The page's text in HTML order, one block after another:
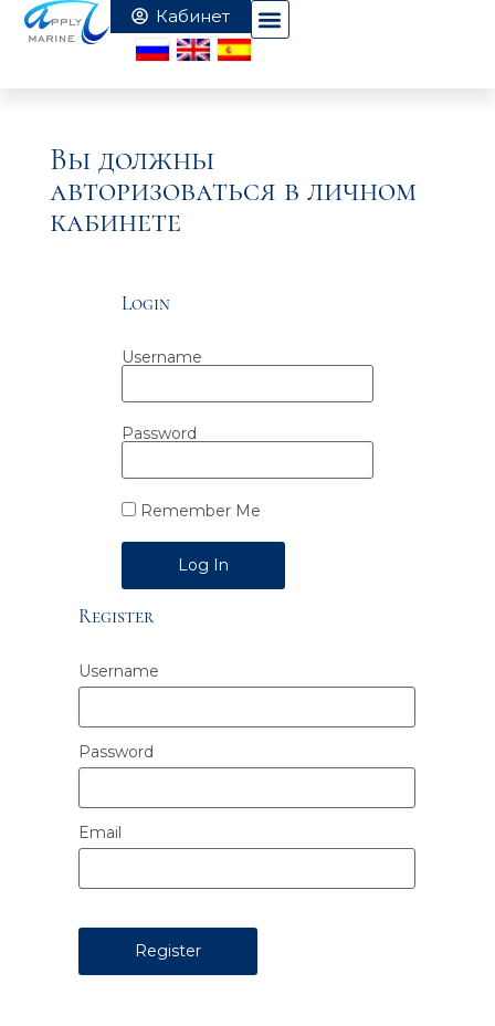
Вы должны
авторизоваться в личном
кабинете
Login
Username
Password
Remember Me
Alternative:
Register
Username
Password
Email